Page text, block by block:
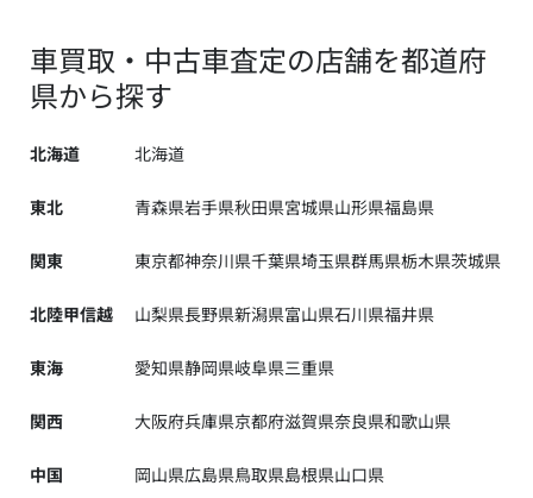
車買取・中古車査定の店舗を都道府
県から探す
北海道 北海道
東北 青森県岩手県秋田県宮城県山形県福島県
関東 東京都神奈川県千葉県埼玉県群馬県栃木県茨城県
北陸甲信越 山梨県長野県新潟県富山県石川県福井県
東海 愛知県静岡県岐阜県三重県
関西 大阪府兵庫県京都府滋賀県奈良県和歌山県
中国 岡山県広島県鳥取県島根県山口県